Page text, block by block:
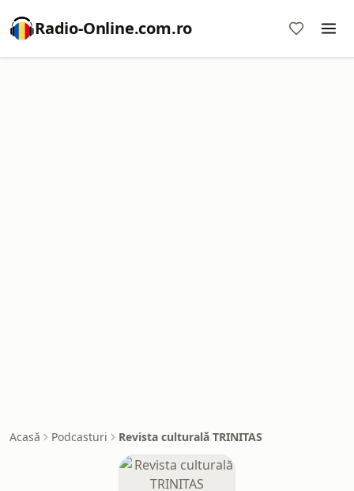
Radio-Online.com.ro
Acasă Podcasturi Revista culturală TRINITAS